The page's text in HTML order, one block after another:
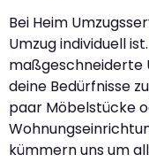
Bei Heim
Umzug individuell
maßgeschneiderte
deine Bedürfnisse
paar Möbelstücke
kümmern uns um